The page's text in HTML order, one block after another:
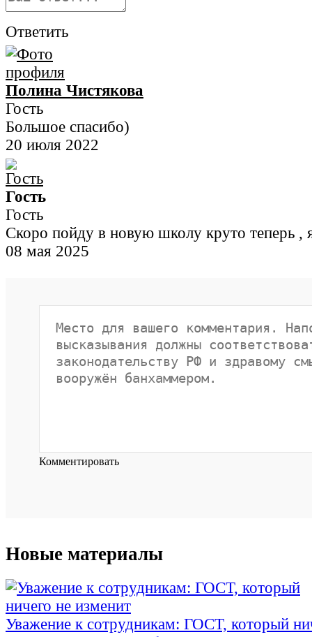
Ответить
Полина Чистякова
Гость
Большое спасибо)
20 июля 2022
Гость
Гость
Скоро пойду в новую школу круто теперь ,
08 мая 2025
Комментировать
Новые материалы
Уважение к сотрудникам: ГОСТ, который